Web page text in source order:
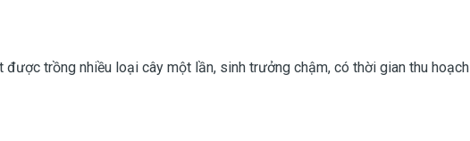
trồng nhiều loại cây một lần, sinh trưởng chậm, có thời gian thu hoạch